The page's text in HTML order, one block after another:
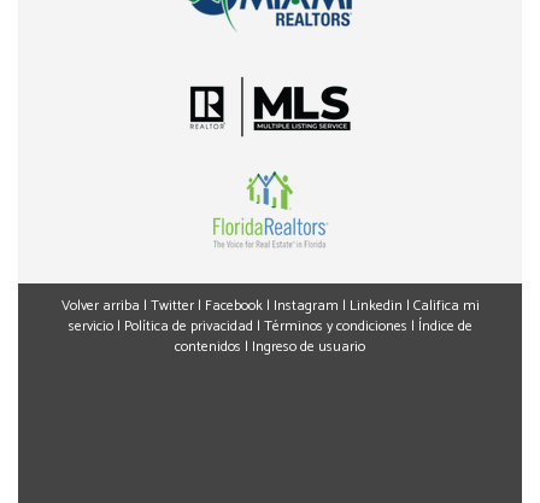
Volver arriba | Twitter| Facebook| Instagram | Linkedin | Califica mi
servicio| Política de privacidad | Términos y condiciones | Índice de
contenidos | Ingreso de usuario